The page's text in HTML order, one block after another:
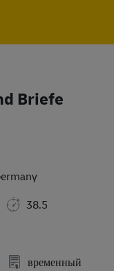
Briefe
38.5
временный